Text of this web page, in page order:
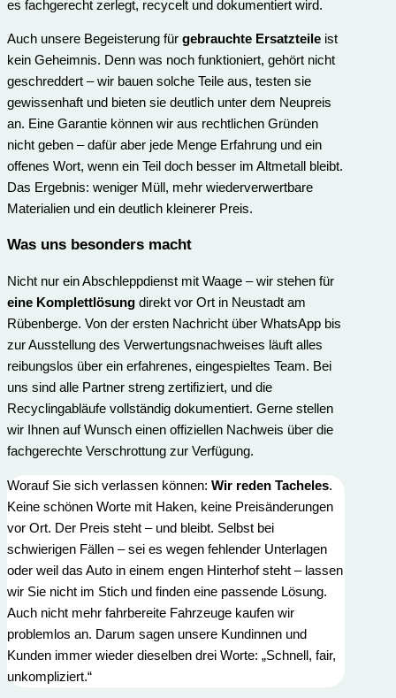
es fachgerecht zerlegt, recycelt und dokumentiert wird.
Auch unsere Begeisterung für gebrauchte Ersatzteile ist
kein Geheimnis. Denn was noch funktioniert, gehört nicht
geschreddert – wir bauen solche Teile aus, testen sie
gewissenhaft und bieten sie deutlich unter dem Neupreis
an. Eine Garantie können wir aus rechtlichen Gründen
nicht geben – dafür aber jede Menge Erfahrung und ein
offenes Wort, wenn ein Teil doch besser im Altmetall bleibt.
Das Ergebnis: weniger Müll, mehr wiederverwertbare
Materialien und ein deutlich kleinerer Preis.
Was uns besonders macht
Nicht nur ein Abschleppdienst mit Waage – wir stehen für
eine Komplettlösung direkt vor Ort in Neustadt am
Rübenberge. Von der ersten Nachricht über WhatsApp bis
zur Ausstellung des Verwertungs­nachweises läuft alles
reibungslos über ein erfahrenes, eingespieltes Team. Bei
uns sind alle Partner streng zertifiziert, und die
Recyclingabläufe vollständig dokumentiert. Gerne stellen
wir Ihnen auf Wunsch einen offiziellen Nachweis über die
fachgerechte Verschrottung zur Verfügung.
Worauf Sie sich verlassen können: Wir reden Tacheles.
Keine schönen Worte mit Haken, keine Preisänderungen
vor Ort. Der Preis steht – und bleibt. Selbst bei
schwierigen Fällen – sei es wegen fehlender Unterlagen
oder weil das Auto in einem engen Hinterhof steht – lassen
wir Sie nicht im Stich und finden eine passende Lösung.
Auch nicht mehr fahrbereite Fahrzeuge kaufen wir
problemlos an. Darum sagen unsere Kundinnen und
Kunden immer wieder dieselben drei Worte: „Schnell, fair,
unkompliziert.“